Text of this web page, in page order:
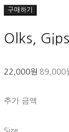
구매하기
Olks,
22,000원 89,000
추가 금액